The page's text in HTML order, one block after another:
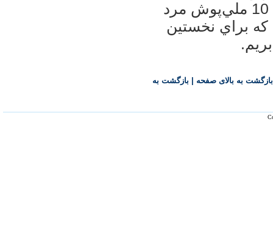
مسابقات قهرماني آسيا اعزام مي‌شود. 10 ملي‌پوش مرد
براي نخستين
بازگشت به بالای صفحه بازگشت به